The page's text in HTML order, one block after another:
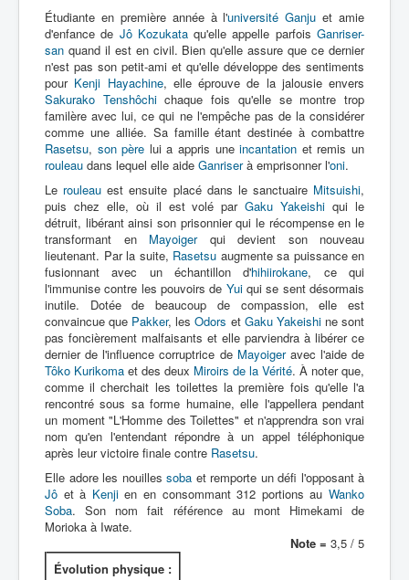
Étudiante en première année à l'université Ganju et amie
d'enfance de Jô Kozukataqu'elle appelle parfoisGanriser-
san quand il est en civil. Bien qu'elle assure que ce dernier
n'est pas son petit-ami et qu'elle développe des sentiments
pour Kenji Hayachine, elle éprouve de la jalousie envers
Sakurako Tenshôchichaque fois qu'elle se montre trop
familère avec lui, ce qui ne l'empêche pas de la considérer
comme une alliée. Sa famille étant destinée à combattre
Rasetsu, son père lui a appris uneincantation et remis un
rouleau dans lequel elle aide Ganriserà emprisonner l'oni.
Le rouleau est ensuite placé dans le sanctuaire Mitsuishi,
puis chez elle, où il est volé parGaku Yakeishi qui le
détruit, libérant ainsi son prisonnier qui le récompense en le
transformant en Mayoigerqui devient son nouveau
lieutenant. Par la suite, Rasetsu augmente sa puissance en
fusionnant avec un échantillon d'hihiirokane, ce qui
l'immunise contre les pouvoirs de Yuiqui se sent désormais
inutile. Dotée de beaucoup de compassion, elle est
convaincue que Pakker, lesOdors et Gaku Yakeishine sont
pas foncièrement malfaisants et elle parviendra à libérer ce
dernier de l'influence corruptrice de Mayoigeravec l'aide de
Tôko Kurikoma et des deux Miroirs de la Vérité. À noter que,
comme il cherchait les toilettes la première fois qu'elle l'a
rencontré sous sa forme humaine, elle l'appellera pendant
un moment "L'Homme des Toilettes" et n'apprendra son vrai
nom qu'en l'entendant répondre à un appel téléphonique
après leur victoire finale contre Rasetsu.
Elle adore les nouilles soba et remporte un défi l'opposant à
Jô et à Kenjien en consommant 312 portions auWanko
Soba. Son nom fait référence au mont Himekami de
Morioka à Iwate.
Note = 3,5 / 5
Évolution physique :